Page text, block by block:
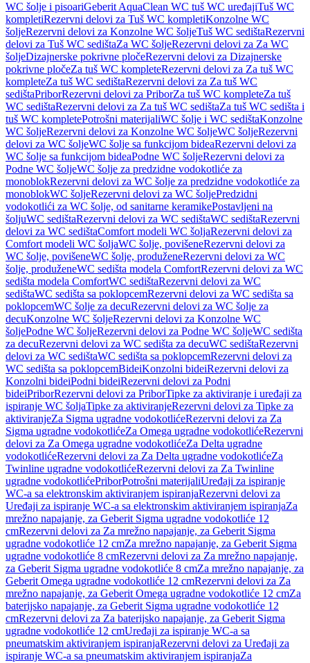
WC šolje i pisoariGeberit AquaClean WC tuš WC uređajiTuš WC
kompletiRezervni delovi za Tuš WC kompletiKonzolne WC
šoljeRezervni delovi za Konzolne WC šoljeTuš WC sedištaRezervni
delovi za Tuš WC sedištaZa WC šoljeRezervni delovi za Za WC
šoljeDizajnerske pokrivne pločeRezervni delovi za Dizajnerske
pokrivne pločeZa tuš WC kompleteRezervni delovi za Za tuš WC
kompleteZa tuš WC sedištaRezervni delovi za Za tuš WC
sedištaPriborRezervni delovi za PriborZa tuš WC kompleteZa tuš
WC sedištaRezervni delovi za Za tuš WC sedištaZa tuš WC sedišta i
tuš WC kompletePotrošni materijaliWC šolje i WC sedištaKonzolne
WC šoljeRezervni delovi za Konzolne WC šoljeWC šoljeRezervni
delovi za WC šoljeWC šolje sa funkcijom bideaRezervni delovi za
WC šolje sa funkcijom bideaPodne WC šoljeRezervni delovi za
Podne WC šoljeWC šolje za predzidne vodokotliće za
monoblokRezervni delovi za WC šolje za predzidne vodokotliće za
monoblokWC šoljeRezervni delovi za WC šoljePredzidni
vodokotlići za WC šolje, od sanitarne keramikePostavljeni na
šoljuWC sedištaRezervni delovi za WC sedištaWC sedištaRezervni
delovi za WC sedištaComfort modeli WC šoljaRezervni delovi za
Comfort modeli WC šoljaWC šolje, povišeneRezervni delovi za
WC šolje, povišeneWC šolje, produženeRezervni delovi za WC
šolje, produženeWC sedišta modela ComfortRezervni delovi za WC
sedišta modela ComfortWC sedištaRezervni delovi za WC
sedištaWC sedišta sa poklopcemRezervni delovi za WC sedišta sa
poklopcemWC šolje za decuRezervni delovi za WC šolje za
decuKonzolne WC šoljeRezervni delovi za Konzolne WC
šoljePodne WC šoljeRezervni delovi za Podne WC šoljeWC sedišta
za decuRezervni delovi za WC sedišta za decuWC sedištaRezervni
delovi za WC sedištaWC sedišta sa poklopcemRezervni delovi za
WC sedišta sa poklopcemBideiKonzolni bideiRezervni delovi za
Konzolni bideiPodni bideiRezervni delovi za Podni
bideiPriborRezervni delovi za PriborTipke za aktiviranje i uređaji za
ispiranje WC šoljaTipke za aktiviranjeRezervni delovi za Tipke za
aktiviranjeZa Sigma ugradne vodokotlićeRezervni delovi za Za
Sigma ugradne vodokotlićeZa Omega ugradne vodokotlićeRezervni
delovi za Za Omega ugradne vodokotlićeZa Delta ugradne
vodokotlićeRezervni delovi za Za Delta ugradne vodokotlićeZa
Twinline ugradne vodokotlićeRezervni delovi za Za Twinline
ugradne vodokotlićePriborPotrošni materijaliUređaji za ispiranje
WC-a sa elektronskim aktiviranjem ispiranjaRezervni delovi za
Uređaji za ispiranje WC-a sa elektronskim aktiviranjem ispiranjaZa
mrežno napajanje, za Geberit Sigma ugradne vodokotliće 12
cmRezervni delovi za Za mrežno napajanje, za Geberit Sigma
ugradne vodokotliće 12 cmZa mrežno napajanje, za Geberit Sigma
ugradne vodokotliće 8 cmRezervni delovi za Za mrežno napajanje,
za Geberit Sigma ugradne vodokotliće 8 cmZa mrežno napajanje, za
Geberit Omega ugradne vodokotliće 12 cmRezervni delovi za Za
mrežno napajanje, za Geberit Omega ugradne vodokotliće 12 cmZa
baterijsko napajanje, za Geberit Sigma ugradne vodokotliće 12
cmRezervni delovi za Za baterijsko napajanje, za Geberit Sigma
ugradne vodokotliće 12 cmUređaji za ispiranje WC-a sa
pneumatskim aktiviranjem ispiranjaRezervni delovi za Uređaji za
ispiranje WC-a sa pneumatskim aktiviranjem ispiranjaZa